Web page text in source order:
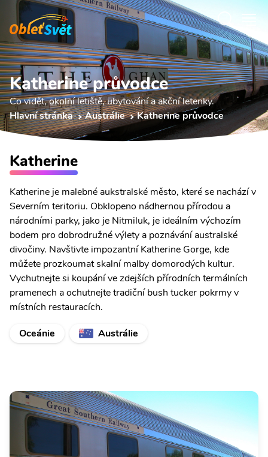
Katherine průvodce
Co vidět, okolní letiště, ubytování a akční letenky.
Hlavní stránka
Austrálie Katherine průvodce
Katherine
Katherine je malebné aukstralské město, které se nachází v
Severním teritoriu. Obklopeno nádhernou přírodou a
národními parky, jako je Nitmiluk, je ideálním výchozím
bodem pro dobrodružné výlety a poznávání australské
divočiny. Navštivte impozantní Katherine Gorge, kde
můžete prozkoumat skalní malby domorodých kultur.
Vychutnejte si koupání ve zdejších přírodních termálních
pramenech a ochutnejte tradiční bush tucker pokrmy v
místních restauracích.
Oceánie
Austrálie